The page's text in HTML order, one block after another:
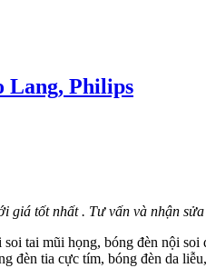
Lang, Philips
giá tốt nhất . Tư vấn và nhận
tai mũi họng, bóng đèn nội
đèn tia cực tím, bóng đèn da